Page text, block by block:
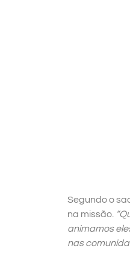
Segundo o
na missão.
animamos
nas